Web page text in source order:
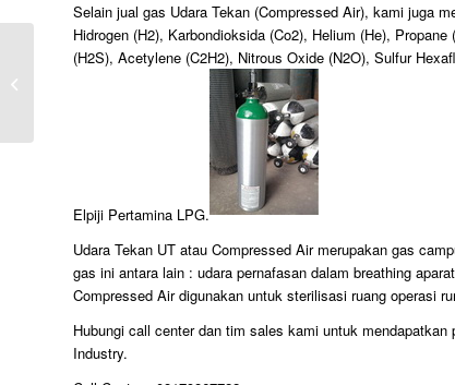
Selain jual gas Udara Tekan (Compressed Air), kami juga
Hidrogen (H2), Karbondioksida (Co2), Helium (He),
(H2S), Acetylene (C2H2), Nitrous Oxide (N2O), Sulfur
Elpiji Pertamina LPG.
Udara Tekan UT atau Compressed Air merupakan gas
gas ini antara lain : udara pernafasan dalam breathing
Compressed Air digunakan untuk sterilisasi ruang operasi
Hubungi call center dan tim sales kami untuk
Industry.
Harga Tabung Gas Methane